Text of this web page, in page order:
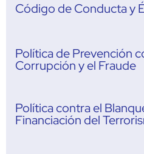
Código de Conducta y
Política de Prevención
Corrupción y el Fraude
Política contra el
Financiación del